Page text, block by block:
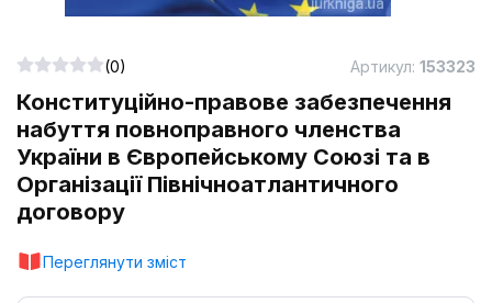
Конституційно-правове забезпечення
набуття повноправного членства
України в Європейському Союзі та в
Організації Північноатлантичного
договору
Переглянути зміст
(0) Артикул: 153323